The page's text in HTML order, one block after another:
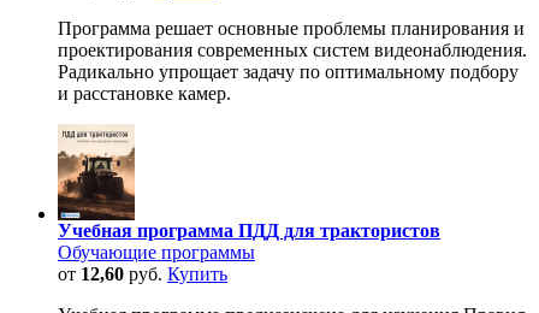
Программа решает основные проблемы планирования и
проектирования современных систем видеонаблюдения.
Радикально упрощает задачу по оптимальному подбору
и расстановке камер.
Учебная программа ПДД для трактористов
Обучающие программы
от 12,60 руб. Купить